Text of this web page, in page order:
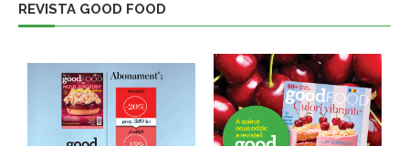
REVISTA GOOD FOOD